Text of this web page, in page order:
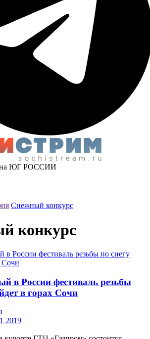
на ЮГ РОССИИ
Снежный конкурс
конкурс
в России фестиваль резьбы
в горах Сочи
2019